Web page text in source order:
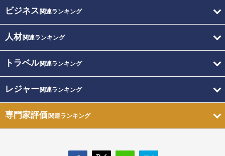
ビジネス 関連ランキング
人材関連ランキング
トラベル関連ランキング
レジャー関連ランキング
専門家評価関連ランキング